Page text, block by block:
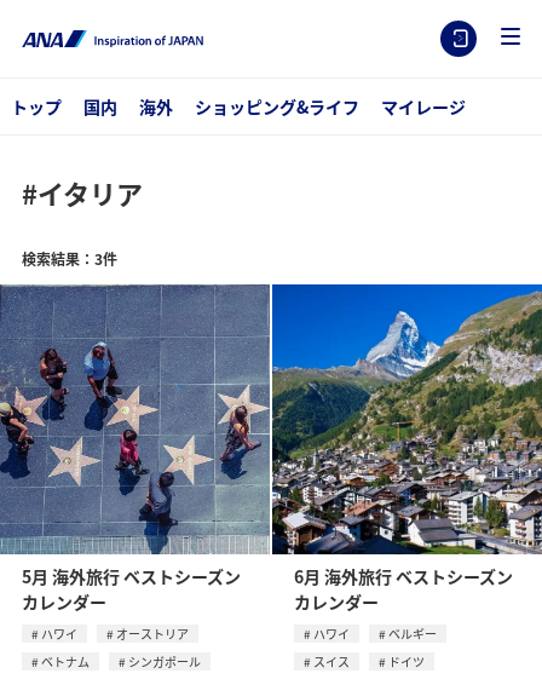
トップ 国内 海外 ショッピング&ライフ マイレージ
#イタリア
検索結果：3件
5月 海外旅行 ベストシーズン
カレンダー
ハワイ
オーストリア
ベトナム
シンガポール
6月 海外旅行 ベストシーズン
カレンダー
ハワイ
ベルギー
スイス
ドイツ